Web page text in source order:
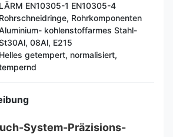
LÄRM EN10305-1 EN10305-4
Rohrschneidringe, Rohrkomponenten
kohlenstoffarmes Stahl-
08Al, E215
Helles getempert, normalisiert,
System-Präzisions-